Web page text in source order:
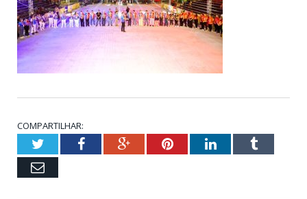
COMPARTILHAR:
TwitterFacebookGoogle+PinterestLinkedInTumblr
Email